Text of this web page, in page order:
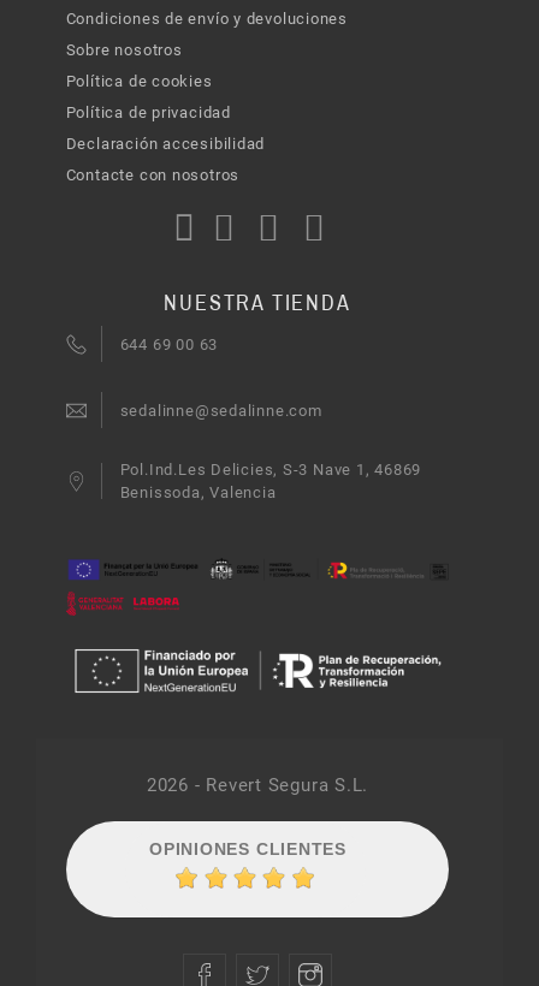
Condiciones de envío y devoluciones
Sobre nosotros
Política de cookies
Política de privacidad
Declaración accesibilidad
Contacte con nosotros
NUESTRA TIENDA
644 69 00 63
sedalinne@sedalinne.com
Pol.Ind.Les Delicies, S-3 Nave 1, 46869
Benissoda, Valencia
2026 - Revert Segura S.L.
OPINIONES CLIENTES